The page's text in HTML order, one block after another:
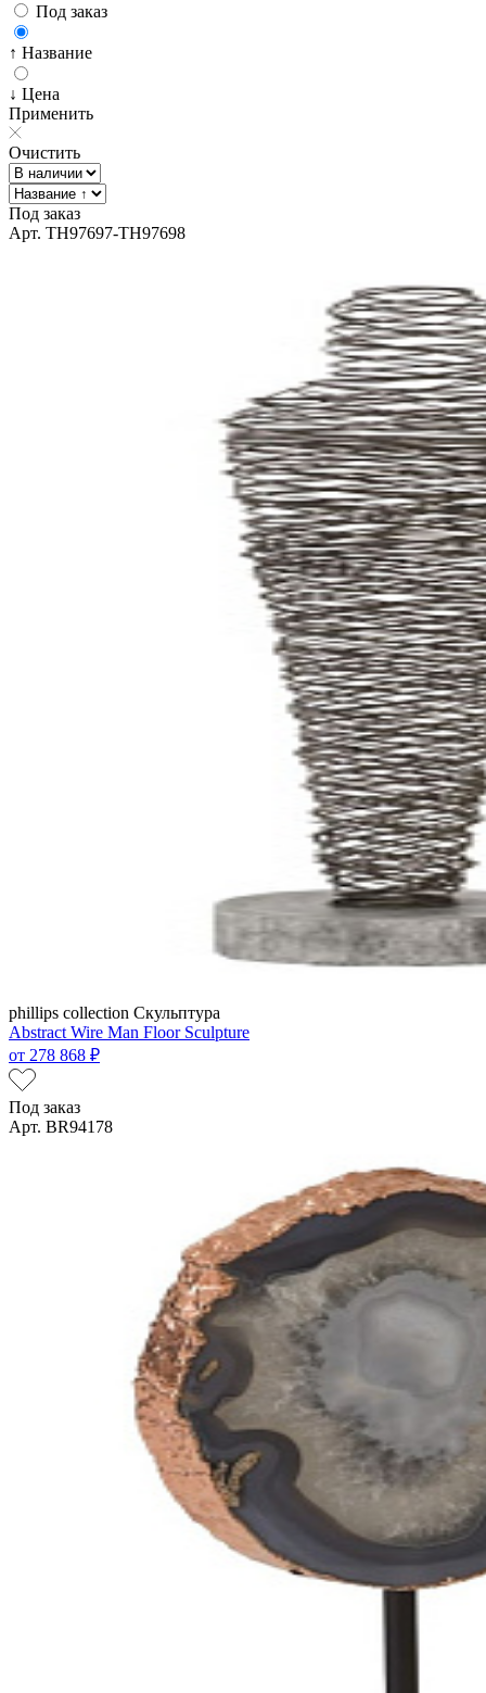
Под заказ
↑ Название
↓ Цена
Применить
Очистить
Под заказ
Арт. TH97697-TH97698
phillips collection Скульптура
Abstract Wire Man Floor Sculpture
от 278 868 ₽
Под заказ
Арт. BR94178